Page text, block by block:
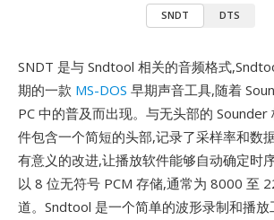
SNDT DTS
SNDT 是与 Sndtool 相关的音频格式
期的一款 MS-DOS 早期声音工具,随着
PC 中的普及而出现。与无头部的 Sounder
件包含一个简短的头部,记录了采样率和数
有意义的改进,让播放软件能够自动确定时
以 8 位无符号 PCM 存储,通常为 8000 至
道。Sndtool 是一个简单的波形录制和播